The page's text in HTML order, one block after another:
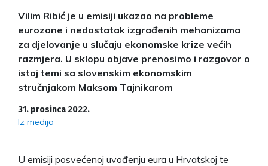
Vilim Ribić je u emisiji ukazao na probleme
eurozone i nedostatak izgrađenih mehanizama
za djelovanje u slučaju ekonomske krize većih
razmjera. U sklopu objave prenosimo i razgovor o
istoj temi sa slovenskim ekonomskim
stručnjakom Maksom Tajnikarom
31. prosinca 2022.
Iz medija
U emisiji posvećenoj uvođenju eura u Hrvatskoj te